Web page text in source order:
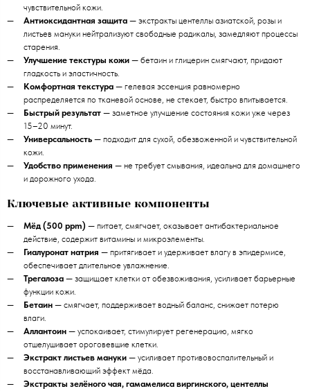
чувствительной кожи.
Антиоксидантная защита — экстракты центеллы азиатской, розы и
листьев мануки нейтрализуют свободные радикалы, замедляют процессы
старения.
Улучшение текстуры кожи — бетаин и глицерин смягчают, придают
гладкость и эластичность.
Комфортная текстура — гелевая эссенция равномерно
распределяется по тканевой основе, не стекает, быстро впитывается.
Быстрый результат — заметное улучшение состояния кожи уже через
15–20 минут.
Универсальность — подходит для сухой, обезвоженной и чувствительной
кожи.
Удобство применения — не требует смывания, идеальна для домашнего
и дорожного ухода.
Ключевые активные компоненты
Мёд (500 ppm) — питает, смягчает, оказывает антибактериальное
действие, содержит витамины и микроэлементы.
Гиалуронат натрия — притягивает и удерживает влагу в эпидермисе,
обеспечивает длительное увлажнение.
Трегалоза — защищает клетки от обезвоживания, усиливает барьерные
функции кожи.
Бетаин — смягчает, поддерживает водный баланс, снижает потерю
влаги.
Аллантоин — успокаивает, стимулирует регенерацию, мягко
отшелушивает ороговевшие клетки.
Экстракт листьев мануки — усиливает противовоспалительный и
восстанавливающий эффект мёда.
Экстракты зелёного чая, гамамелиса виргинского, центеллы